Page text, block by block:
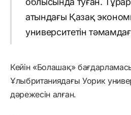
атындағы Қазақ
университетін
Кейін «Болашақ»
Ұлыбританиядағы Уорик
дәрежесін алған.